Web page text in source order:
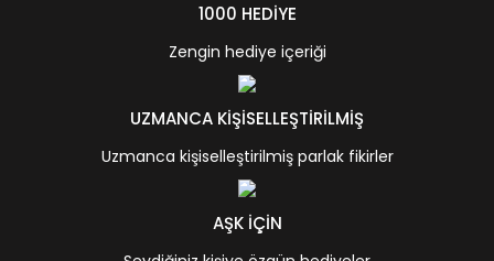
1000 HEDİYE
Zengin hediye içeriği
UZMANCA KİŞİSELLEŞTİRİLMİŞ
Uzmanca kişiselleştirilmiş parlak fikirler
AŞK İÇİN